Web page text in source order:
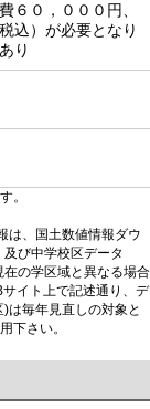
６０，０００円、
込）が必要となり
り
。
は、国土数値情報ダウ
び中学校区データ
在の学区域と異なる場合
イト上で記述通り、デ
は毎年見直しの対象と
下さい。